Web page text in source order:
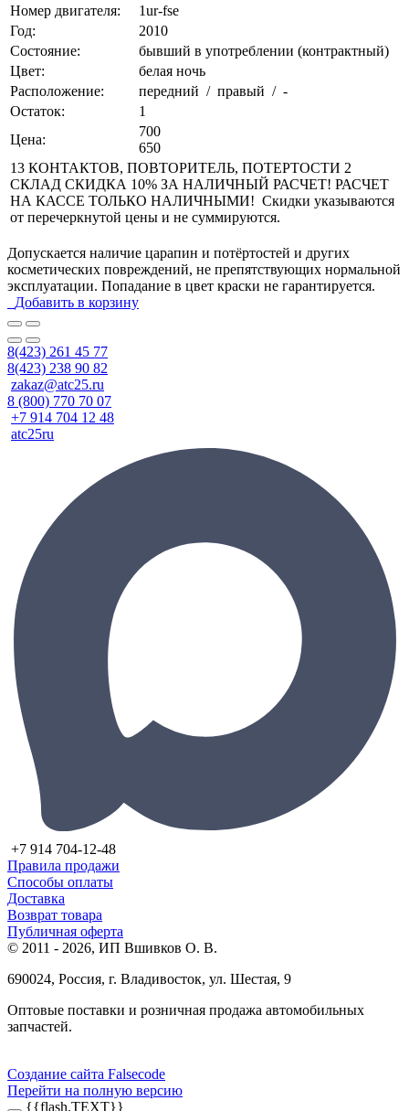
Номер двигателя:
1ur-fse
Год:
2010
Состояние:
бывший в употреблении (контрактный)
Цвет:
белая ночь
Расположение:
передний / правый / -
Остаток:
1
Цена:
700
650
13 КОНТАКТОВ, ПОВТОРИТЕЛЬ, ПОТЕРТОСТИ 2
СКЛАД СКИДКА 10% ЗА НАЛИЧНЫЙ РАСЧЕТ! РАСЧЕТ
НА КАССЕ ТОЛЬКО НАЛИЧНЫМИ! Скидки указываются
от перечеркнутой цены и не суммируются.
Допускается наличие царапин и потёртостей и других
косметических повреждений, не препятствующих нормальной
эксплуатации. Попадание в цвет краски не гарантируется.
Добавить в корзину
8(423) 261 45 77
8(423) 238 90 82
zakaz@atc25.ru
8 (800) 770 70 07
+7 914 704 12 48
atc25ru
+7 914 704-12-48
Правила продажи
Способы оплаты
Доставка
Возврат товара
Публичная оферта
© 2011 - 2026, ИП Вшивков О. В.
690024, Россия, г. Владивосток, ул. Шестая, 9
Оптовые поставки и розничная продажа автомобильных
запчастей.
Создание сайта Falsecode
Перейти на полную версию
{{flash.TEXT}}